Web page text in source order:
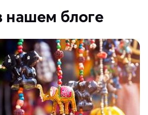
нашем блоге